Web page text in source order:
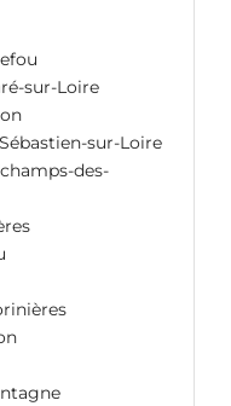
sur-Loire
sur-Loire
des-